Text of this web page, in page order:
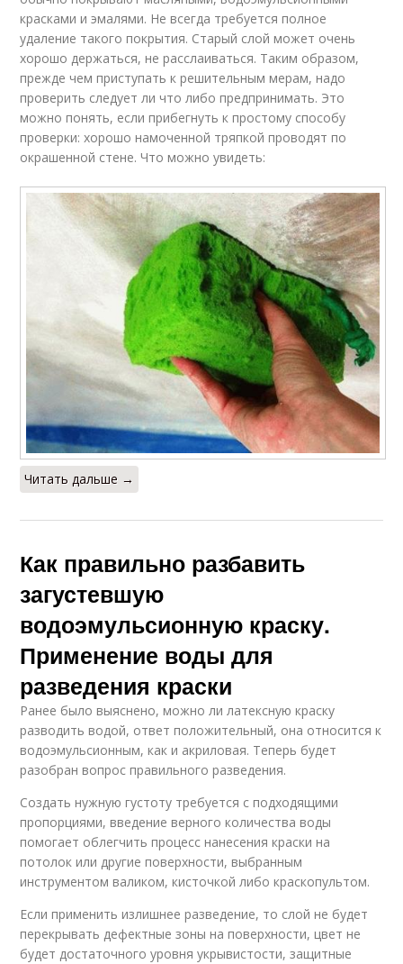
красками и эмалями. Не всегда требуется полное
удаление такого покрытия. Старый слой может очень
хорошо держаться, не расслаиваться. Таким образом,
прежде чем приступать к решительным мерам, надо
проверить следует ли что либо предпринимать. Это
можно понять, если прибегнуть к простому способу
проверки: хорошо намоченной тряпкой проводят по
окрашенной стене. Что можно увидеть:
Читать дальше →
Как правильно разбавить
загустевшую
водоэмульсионную краску.
Применение воды для
разведения краски
Ранее было выяснено, можно ли латексную краску
разводить водой, ответ положительный, она относится к
водоэмульсионным, как и акриловая. Теперь будет
разобран вопрос правильного разведения.
Создать нужную густоту требуется с подходящими
пропорциями, введение верного количества воды
помогает облегчить процесс нанесения краски на
потолок или другие поверхности, выбранным
инструментом валиком, кисточкой либо краскопультом.
Если применить излишнее разведение, то слой не будет
перекрывать дефектные зоны на поверхности, цвет не
будет достаточного уровня укрывистости, защитные